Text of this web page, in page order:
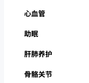
心血管
助眠
肝肺养护
骨骼关节